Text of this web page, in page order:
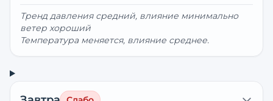
Тренд давления средний, влияние минимально
ветер хороший
Температура меняется, влияние среднее.